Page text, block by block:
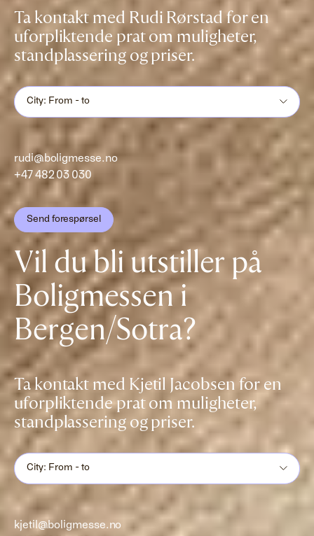
Ta kontakt med Rudi Rørstad for en
uforpliktende prat om muligheter,
standplassering og priser.
City: From - to
rudi@boligmesse.no
+47 482 03 030
Send forespørsel
Vil du bli utstiller på
Boligmessen i
Bergen/Sotra?
Ta kontakt med Kjetil Jacobsen for en
uforpliktende prat om muligheter,
standplassering og priser.
City: From - to
kjetil@boligmesse.no